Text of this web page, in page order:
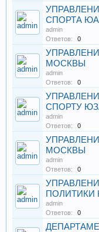
СПОРТА
admin
Ответов:
0
МОСКВЫ
admin
Ответов:
0
СПОРТУ
admin
Ответов:
0
МОСКВЫ
admin
Ответов:
0
ПОЛИТИКИ
admin
Ответов:
0